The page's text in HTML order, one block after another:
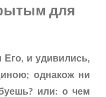
для
и удивились,
однакож ни
или: о чем